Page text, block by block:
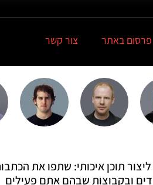
פרסום באתר צור קשר
ליצור תוכן איכותי: שתפו את
ובקבוצות שבהם אתם פעילים